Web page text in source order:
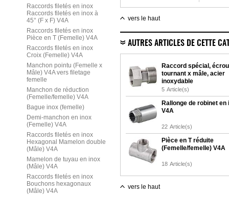
Raccords filetés en inox
Raccords filetés en inox à
45° (F x F) V4A
Raccords filetés en inox
Pièce en T (Femelle) V4A
Raccords filetés en inox
Croix (Femelle) V4A
Manchon pointu (Femelle x
Mâle) V4A vers filetage
femelle
Manchon de réduction
(Femelle/femelle) V4A
Bague inox (femelle)
Demi-manchon en inox
(Femelle) V4A
Raccords filetés en inox
Hexagonal Mamelon double
(Mâle) V4A
Mamelon de tuyau en inox
(Mâle) V4A
Raccords filetés en inox
Bouchons hexagonaux
(Mâle) V4A
vers le haut
AUTRES ARTICLES DE CETTE
Raccord spécial,
tournant x mâle, acier
inoxydable
5 Article(s)
Rallonge de robinet en
V4A
22 Article(s)
Pièce en T réduite
(Femelle/femelle) V4A
18 Article(s)
vers le haut